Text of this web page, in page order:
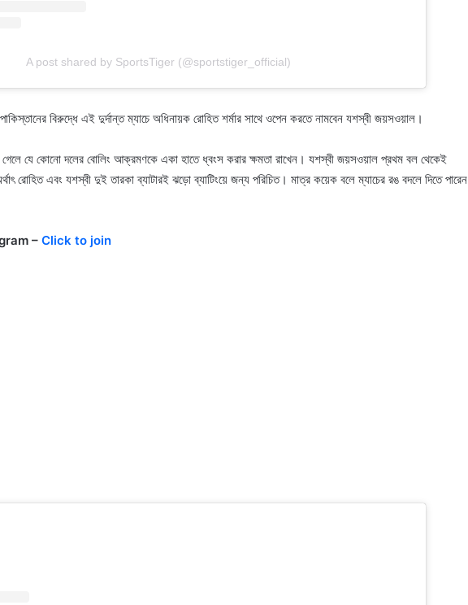
A post shared by SportsTiger (@sportstiger_official)
পাকিস্তানের বিরুদ্ধে এই দুর্দান্ত ম্যাচে অধিনায়ক রোহিত শর্মার সাথে ওপেন করতে নামবেন যশস্বী জয়সওয়াল।
গেলে যে কোনো দলের বোলিং আক্রমণকে একা হাতে ধ্বংস করার ক্ষমতা রাখেন। যশস্বী জয়সওয়াল প্রথম বল থেকেই
রোহিত এবং যশস্বী দুই তারকা ব্যাটারই ঝড়ো ব্যাটিংয়ে জন্য পরিচিত। মাত্র কয়েক বলে ম্যাচের রঙ বদলে দিতে পারেন
– Click to join